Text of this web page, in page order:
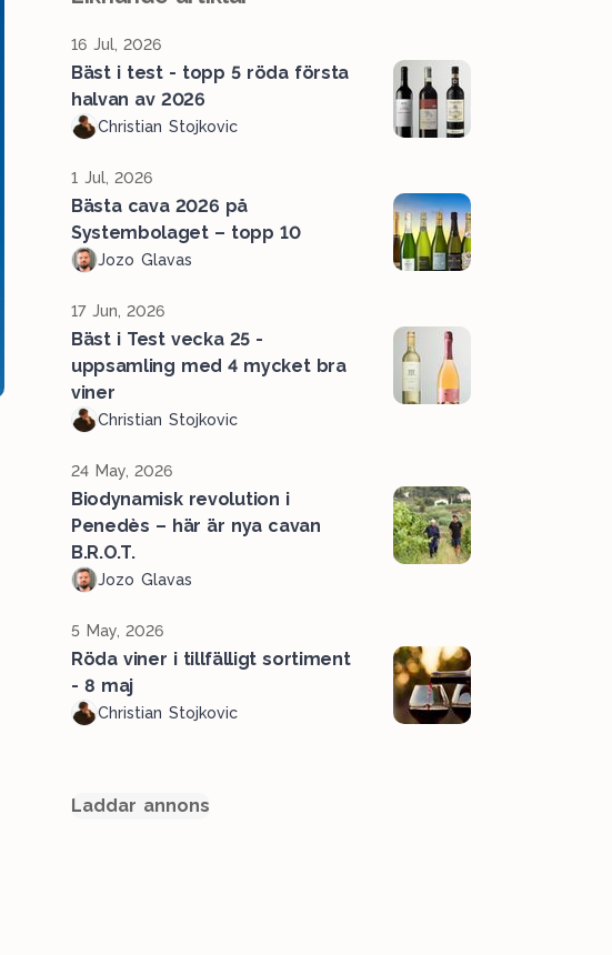
16 Jul, 2026
Bäst i test - topp 5 röda första
halvan av 2026
Christian Stojkovic
1 Jul, 2026
Bästa cava 2026 på
Systembolaget – topp 10
Jozo Glavas
17 Jun, 2026
Bäst i Test vecka 25 -
uppsamling med 4 mycket bra
viner
Christian Stojkovic
24 May, 2026
Biodynamisk revolution i
Penedès – här är nya cavan
B.R.O.T.
Jozo Glavas
5 May, 2026
Röda viner i tillfälligt sortiment
- 8 maj
Christian Stojkovic
Laddar annons